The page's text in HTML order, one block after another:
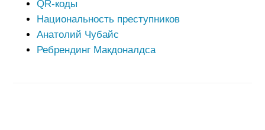
QR-коды
Национальность преступников
Анатолий Чубайс
Ребрендинг Макдоналдса